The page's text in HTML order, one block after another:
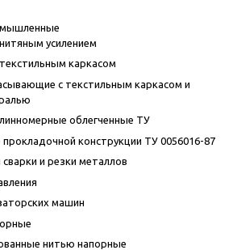
усилением
каркасом
с текстильным каркасом и
облегченные ТУ
конструкции ТУ 0056016-87
и резки металлов
машин
нитью напорные